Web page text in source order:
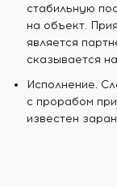
стабильную
на объект.
является
сказывается
Исполнение.
с прорабом
известен